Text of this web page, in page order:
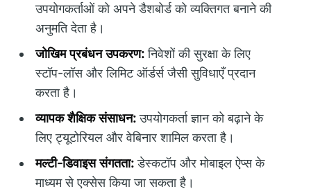
उपयोगकर्ताओं को अपने डैशबोर्ड को व्यक्तिगत बनाने की
अनुमति देता है।
जोखिम प्रबंधन उपकरण:निवेशों की सुरक्षा के लिए
स्टॉप-लॉस और लिमिट ऑर्डर्स जैसी सुविधाएँ प्रदान
करता है।
व्यापक शैक्षिक संसाधन:उपयोगकर्ता ज्ञान को बढ़ाने के
लिए ट्यूटोरियल और वेबिनार शामिल करता है।
मल्टी-डिवाइस संगतता:डेस्कटॉप और मोबाइल ऐप्स के
माध्यम से एक्सेस किया जा सकता है।